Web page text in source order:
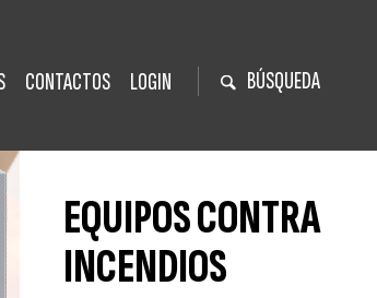
CONTACTOS LOGIN BÚSQUEDA
EQUIPOS CONTRA
INCENDIOS